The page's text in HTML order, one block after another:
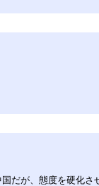
だが、態度を硬化さ